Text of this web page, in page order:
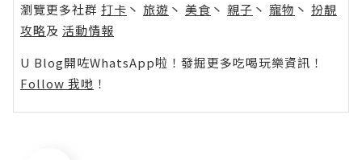
瀏覽更多社群 打卡 丶 旅遊 丶 美食 丶 親子 丶 寵物 丶 扮靚
攻略及 活動情報
U Blog開咗WhatsApp啦！發掘更多吃喝玩樂資訊！
Follow 我哋 ！